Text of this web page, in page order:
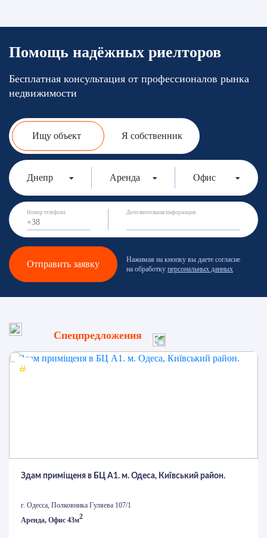
Помощь надёжных риелторов
Бесплатная консультация от профессионалов рынка
недвижимости
Ищу объект Я собственник
Днепр Аренда Офис
Номер телефона Дополнительная информация
Отправить заявку
Нажимая на кнопку вы даете согласие
на обработку персональных данных
Спецпредложения
Здам приміщеня в БЦ А1. м. Одеса, Київський район.
г. Одесса, Полковника Гуляева 107/1
Аренда, Офис 43м2